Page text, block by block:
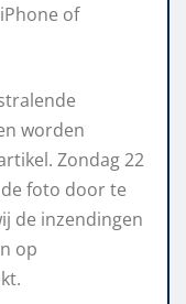
of
worden
Zondag 22
foto door te
de inzendingen
op